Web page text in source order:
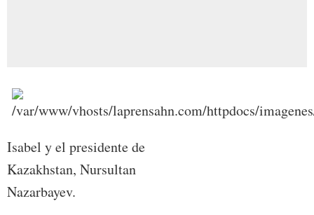
Isabel y el presidente de
Kazakhstan, Nursultan
Nazarbayev.